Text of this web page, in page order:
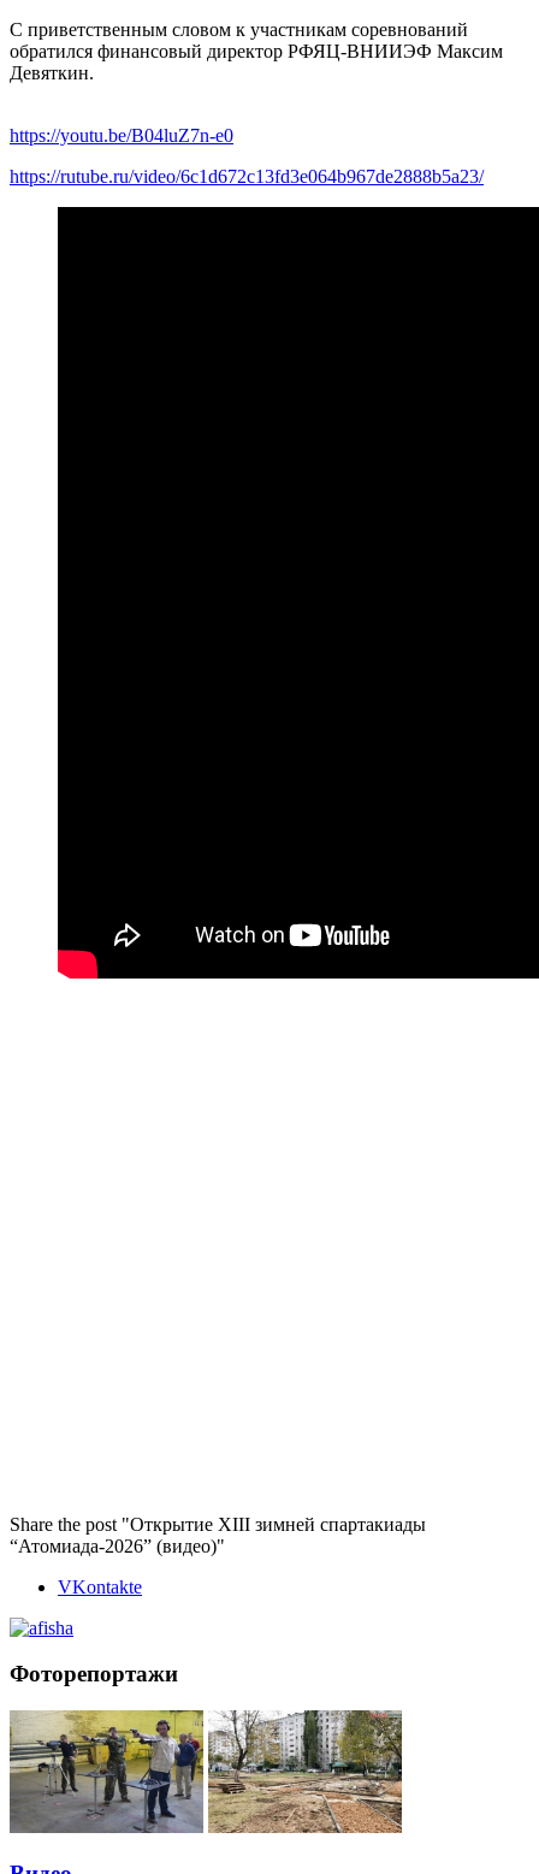
С приветственным словом к участникам соревнований
обратился финансовый директор РФЯЦ-ВНИИЭФ Максим
Девяткин.
https://youtu.be/B04luZ7n-e0
https://rutube.ru/video/6c1d672c13fd3e064b967de2888b5a23/
Share the post "Открытие XIII зимней спартакиады
“Атомиада-2026” (видео)"
VKontakte
Фоторепортажи